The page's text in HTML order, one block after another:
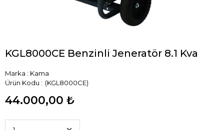
KGL8000CE Benzinli Jeneratör 8.1 Kva
Marka : Kama
(KGL8000CE)
44.000,00 ₺